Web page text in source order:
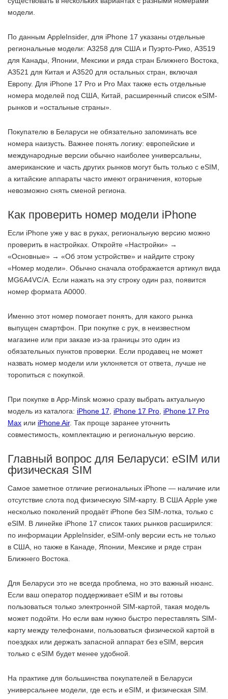
модели.
По данным AppleInsider, для iPhone 17 указаны отдельные
региональные модели: A3258 для США и Пуэрто-Рико, A3519
для Канады, Японии, Мексики и ряда стран Ближнего Востока,
A3521 для Китая и A3520 для остальных стран, включая
Европу. Для iPhone 17 Pro и Pro Max также есть отдельные
номера моделей под США, Китай, расширенный список eSIM-
рынков и «остальные страны».
Покупателю в Беларуси не обязательно запоминать все
номера наизусть. Важнее понять логику: европейские и
международные версии обычно наиболее универсальны,
американские и часть других рынков могут быть только с eSIM,
а китайские аппараты часто имеют ограничения, которые
невозможно снять сменой региона.
Как проверить номер модели iPhone
Если iPhone уже у вас в руках, региональную версию можно
проверить в настройках. Откройте «Настройки» →
«Основные» → «Об этом устройстве» и найдите строку
«Номер модели». Обычно сначала отображается артикул вида
MG6A4VC/A. Если нажать на эту строку один раз, появится
номер формата A0000.
Именно этот номер помогает понять, для какого рынка
выпущен смартфон. При покупке с рук, в неизвестном
магазине или при заказе из-за границы это один из
обязательных пунктов проверки. Если продавец не может
назвать номер модели или уклоняется от ответа, лучше не
торопиться с покупкой.
При покупке в App-Minsk можно сразу выбрать актуальную
модель из каталога: iPhone 17 iPhone 17 Pro iPhone 17 Pro
Max или iPhone Air. Так проще заранее уточнить
совместимость, комплектацию и региональную версию.
Главный вопрос для Беларуси: eSIM или
физическая SIM
Самое заметное отличие региональных iPhone — наличие или
отсутствие слота под физическую SIM-карту. В США Apple уже
несколько поколений продаёт iPhone без SIM-лотка, только с
eSIM. В линейке iPhone 17 список таких рынков расширился:
по информации AppleInsider, eSIM-only версии есть не только
в США, но также в Канаде, Японии, Мексике и ряде стран
Ближнего Востока.
Для Беларуси это не всегда проблема, но это важный нюанс.
Если ваш оператор поддерживает eSIM и вы готовы
пользоваться только электронной SIM-картой, такая модель
может подойти. Но если вам нужно быстро переставлять SIM-
карту между телефонами, пользоваться физической картой в
поездках или держать запасной аппарат без eSIM, версия
только с eSIM будет менее удобной.
На практике для большинства покупателей в Беларуси
универсальнее модели, где есть и eSIM, и физическая SIM.